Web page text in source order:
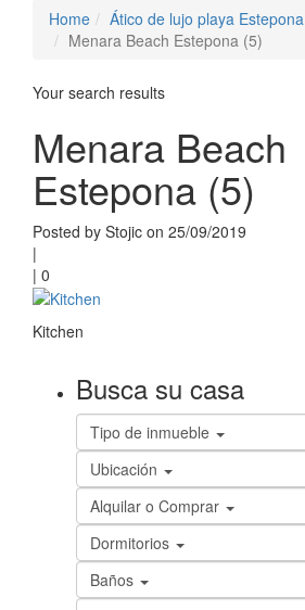
Home
Ático de lujo playa Estepona
Menara Beach Estepona (5)
Your search results
Menara Beach
Estepona (5)
Posted by Stojic on 25/09/2019
|
| 0
Kitchen
Busca su casa
Tipo de inmueble
Ubicación
Alquilar o Comprar
Dormitorios
Baños